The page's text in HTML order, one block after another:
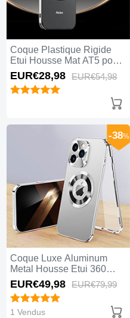
Coque Plastique Rigide
Etui Housse Mat AT5 pour
Apple iPhone 15 Pro Max
Noir
EUR€28,98 EUR€54,98
Coque Luxe Aluminum
Metal Housse Etui 360
Degres avec Mag-Safe
Magnetic Magnetique P01
pour Apple iPhone 15 Pro
Max Argent
-38%
EUR€49,98 EUR€79,99
1 Vendus